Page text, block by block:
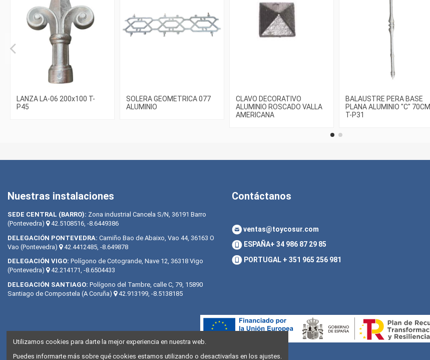
LANZA LA-06 200x100 T-
P45
SOLERA GEOMETRICA 077
ALUMINIO
CLAVO DECORATIVO
ALUMINIO ROSCADO VALLA
AMERICANA
BALAUSTRE PERA BASE
PLANA ALUMINIO "C" 70CM
T-P31
Nuestras instalaciones
SEDE CENTRAL (BARRO): Zona industrial Cancela S/N, 36191 Barro
(Pontevedra)
42.5108516, -8.6449386
DELEGACIÓN PONTEVEDRA: Camiño Bao de Abaixo, Vao 44, 36163 O
Vao (Pontevedra)
42.4412485, -8.649878
DELEGACIÓN VIGO: Polígono de Cotogrande, Nave 12, 36318 Vigo
(Pontevedra)
42.214171, -8.6504433
DELEGACIÓN SANTIAGO: Polígono del Tambre, calle C, 79, 15890
Santiago de Compostela (A Coruña)
42.913199, -8.5138185
Contáctanos
ventas@toycosur.com
ESPAÑA+ 34 986 87 29 85
PORTUGAL + 351 965 256 981
Utilizamos cookies para darte la mejor experiencia en nuestra web.
Puedes informarte más sobre qué cookies estamos utilizando o desactivarlas en los ajustes.